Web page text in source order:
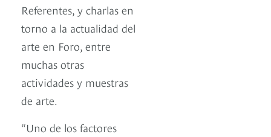
Referentes, y charlas en
torno a la actualidad del
arte en Foro, entre
muchas otras
actividades y muestras
de arte.
“Uno de los factores